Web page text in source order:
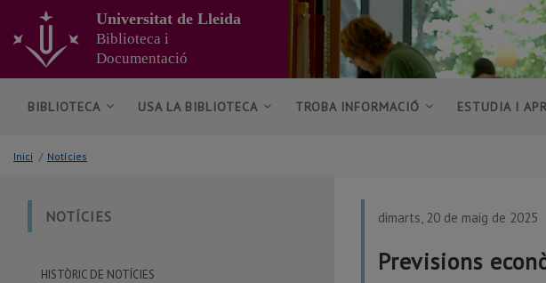
contingut
principal
de
pàgina
Universitat de Lleida
Biblioteca i
Documentació
BIBLIOTECA USA LA BIBLIOTECA TROBA INFORMACIÓ ESTUDIA I
Inici / Notícies
NOTÍCIES
HISTÒRIC DE NOTÍCIES
dimarts, 20 de maig de 2025
Previsions